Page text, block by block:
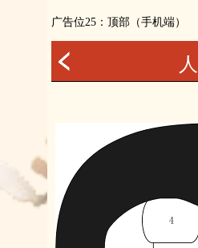
广告位25：顶部（手机端）